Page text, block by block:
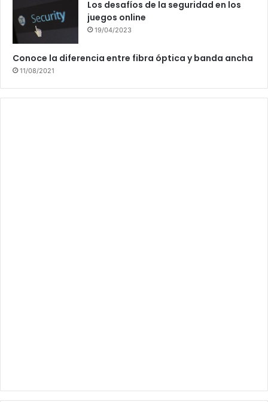
Los desafíos de la seguridad en los
juegos online
19/04/2023
Conoce la diferencia entre fibra óptica y banda ancha
11/08/2021